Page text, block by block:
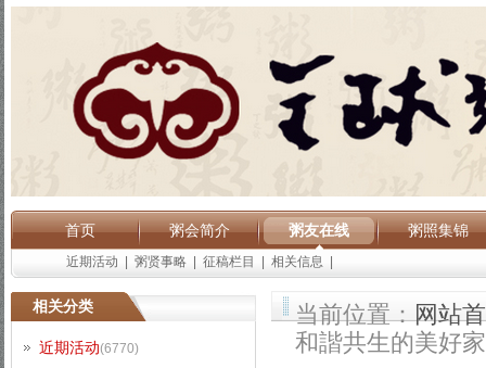
首页 粥会简介 粥友在线 粥照集锦
近期活动 粥贤事略 征稿栏目 相关信息
相关分类
近期活动(6770)
当前位置：网站
和諧共生的美好